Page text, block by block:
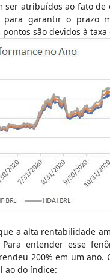
atribuídos ao fato de
garantir o prazo
são devidos à
a alta rentabilidade
entender esse
200% em um ano.
ao do índice: